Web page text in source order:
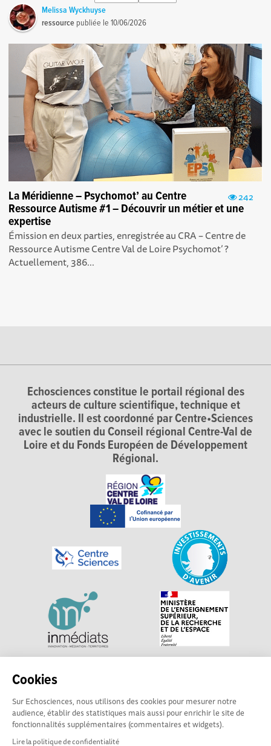
Cookies
Sur Echosciences, nous utilisons des cookies pour mesurer notre
audience, établir des statistiques mais aussi pour enrichir le site de
fonctionnalités supplémentaires (commentaires et widgets).
Lire la politique de confidentialité
Melissa Wyckhuyse
ressource publiée le10/06/2026
242
La Méridienne – Psychomot’ au Centre
Ressource Autisme #1 – Découvrir un métier et une
expertise
Émission en deux parties, enregistrée au CRA – Centre de
Ressource Autisme Centre Val de Loire Psychomot’ ?
Actuellement, 386...
Echosciences constitue le portail régional des
acteurs de culture scientifique, technique et
industrielle. Il est coordonné par Centre•Sciences
avec le soutien du Conseil régional Centre-Val de
Loire et du Fonds Européen de Développement
Régional.
Explorer, s’exprimer, rentrer en contact : Echosciences
sciences et de technologies du territoire. Propulsé par
Centre•Sciences/ Contact : echosciences@centre-
sciences.fr